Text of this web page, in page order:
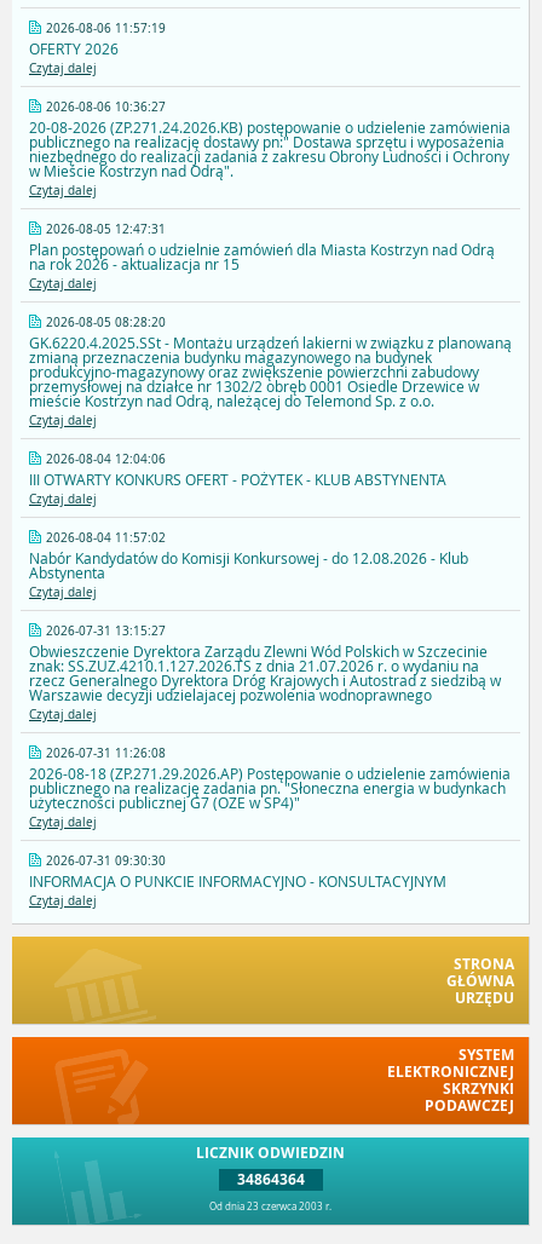
2026-08-06 11:57:19
OFERTY 2026
Czytaj dalej
2026-08-06 10:36:27
20-08-2026 (ZP.271.24.2026.KB) postępowanie o udzielenie zamówienia
publicznego na realizację dostawy pn:" Dostawa sprzętu i wyposażenia
niezbędnego do realizacji zadania z zakresu Obrony Ludności i Ochrony
w Mieście Kostrzyn nad Odrą".
Czytaj dalej
2026-08-05 12:47:31
Plan postępowań o udzielnie zamówień dla Miasta Kostrzyn nad Odrą
na rok 2026 - aktualizacja nr 15
Czytaj dalej
2026-08-05 08:28:20
GK.6220.4.2025.SSt - Montażu urządzeń lakierni w związku z planowaną
zmianą przeznaczenia budynku magazynowego na budynek
produkcyjno-magazynowy oraz zwiększenie powierzchni zabudowy
przemysłowej na działce nr 1302/2 obręb 0001 Osiedle Drzewice w
mieście Kostrzyn nad Odrą, należącej do Telemond Sp. z o.o.
Czytaj dalej
2026-08-04 12:04:06
III OTWARTY KONKURS OFERT - POŻYTEK - KLUB ABSTYNENTA
Czytaj dalej
2026-08-04 11:57:02
Nabór Kandydatów do Komisji Konkursowej - do 12.08.2026 - Klub
Abstynenta
Czytaj dalej
2026-07-31 13:15:27
Obwieszczenie Dyrektora Zarządu Zlewni Wód Polskich w Szczecinie
znak: SS.ZUZ.4210.1.127.2026.TS z dnia 21.07.2026 r. o wydaniu na
rzecz Generalnego Dyrektora Dróg Krajowych i Autostrad z siedzibą w
Warszawie decyzji udzielajacej pozwolenia wodnoprawnego
Czytaj dalej
2026-07-31 11:26:08
2026-08-18 (ZP.271.29.2026.AP) Postępowanie o udzielenie zamówienia
publicznego na realizację zadania pn. "Słoneczna energia w budynkach
użyteczności publicznej G7 (OZE w SP4)"
Czytaj dalej
2026-07-31 09:30:30
INFORMACJA O PUNKCIE INFORMACYJNO - KONSULTACYJNYM
Czytaj dalej
STRONA
GŁÓWNA
URZĘDU
SYSTEM
ELEKTRONICZNEJ
SKRZYNKI
PODAWCZEJ
LICZNIK ODWIEDZIN
34864364
Od dnia 23 czerwca 2003 r.